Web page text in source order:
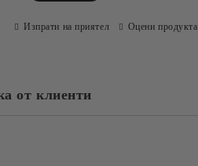
Изпрати на приятел Оцени продукта
от клиенти